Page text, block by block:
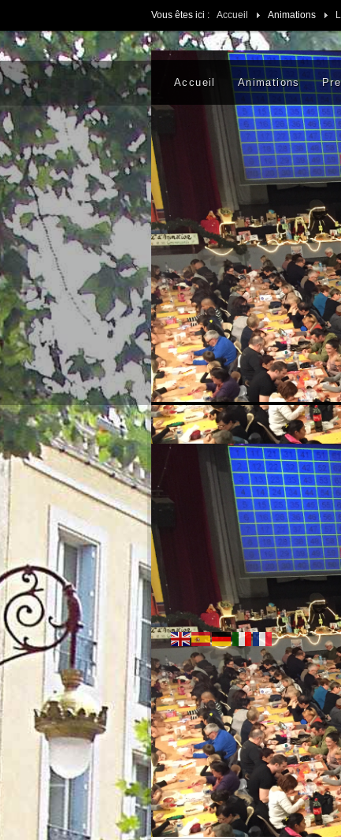
Vous êtes ici : Accueil Animations
Accueil Animations
Saturday - August 08, 2026
25
Oct
URBAN RACE
Course Urbaine
25 octobre 2026
Centre ville et berges de la Robine
Sans plus attendre cliquer sur le bouton
retour pour sa 7 ème édition dans